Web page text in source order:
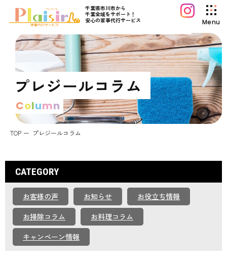
千葉県市川市から
千葉全域をサポート！
安心の家事代行サービス
Menu
プレジールについて
サービス案内
料金プラン
初めてご利用の方へ
お知らせ
運営会社情報
採用情報
お問い合わせ
個人情報保護方針
プレジールコラム
Column
TOP プレジールコラム
CATEGORY
お客様の声 お知らせ
お役立ち情報
お掃除コラム
お料理コラム
キャンペーン情報